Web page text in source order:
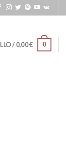
/0,00€ 0